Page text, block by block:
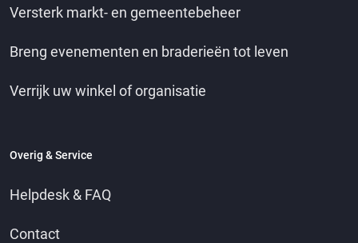
Versterk markt- en gemeentebeheer
Breng evenementen en braderieën tot leven
Verrijk uw winkel of organisatie
Overig & Service
Helpdesk & FAQ
Contact